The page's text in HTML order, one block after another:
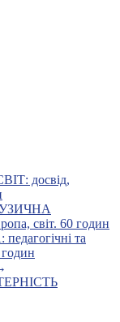
досвід,
світ. 60 годин
та
годин